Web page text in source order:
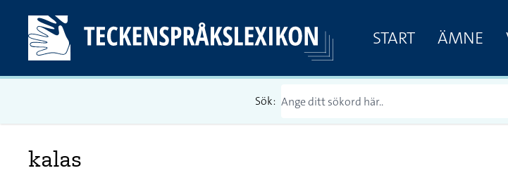
START ÄMNE
Sök:
kalas